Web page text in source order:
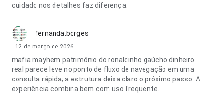
cuidado nos detalhes faz diferença.
fernanda.borges
12 de março de 2026
mafia mayhem patrimônio do ronaldinho gaúcho dinheiro
real parece leve no ponto de fluxo de navegação em uma
consulta rápida; a estrutura deixa claro o próximo passo. A
experiência combina bem com uso frequente.